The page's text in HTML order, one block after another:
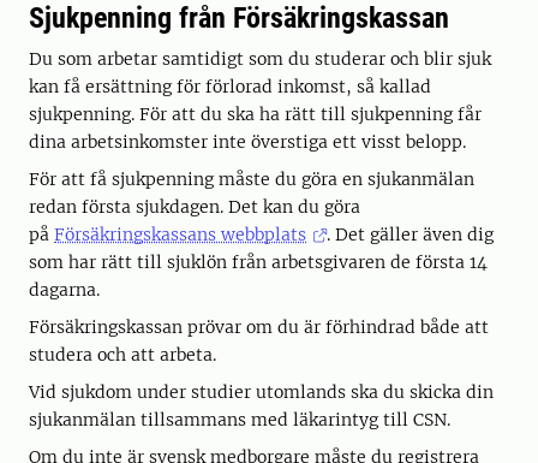
Sjukpenning från Försäkringskassan
Du som arbetar samtidigt som du studerar och blir sjuk
kan få ersättning för förlorad inkomst, så kallad
sjukpenning. För att du ska ha rätt till sjukpenning får
dina arbetsinkomster inte överstiga ett visst belopp.
För att få sjukpenning måste du göra en sjukanmälan
redan första sjukdagen. Det kan du göra
på Försäkringskassans webbplats
. Det gäller även dig
som har rätt till sjuklön från arbetsgivaren de första 14
dagarna.
Försäkringskassan prövar om du är förhindrad både att
studera och att arbeta.
Vid sjukdom under studier utomlands ska du skicka din
sjukanmälan tillsammans med läkarintyg till CSN.
Om du inte är svensk medborgare måste du registrera